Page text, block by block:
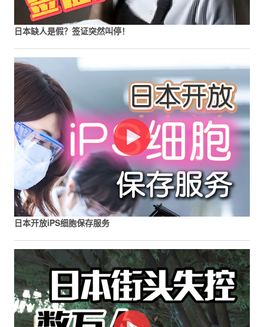
日本缺人是假？签证突然叫停！
日本开放iPS细胞保存服务